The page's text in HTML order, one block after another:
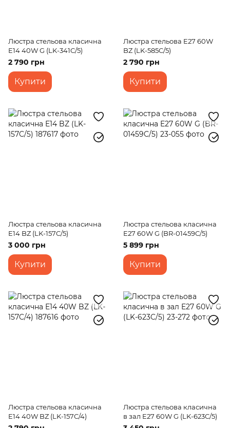
Люстра стельова класична
E14 40W G (LK-341C/5)
2 790 грн
Купити
Люстра стельова E27 60W
BZ (LK-585C/5)
2 790 грн
Купити
Люстра стельова класична
E14 BZ (LK-157C/5)
3 000 грн
Купити
Люстра стельова класична
E27 60W G (BR-01459C/5)
5 899 грн
Купити
Люстра стельова класична
E14 40W BZ (LK-157C/4)
Люстра стельова класична
в зал E27 60W G (LK-623C/5)